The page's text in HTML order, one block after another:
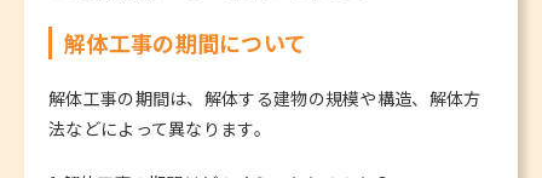
解体工事の期間について
解体工事の期間は、解体する建物の規模や構造、解体方
法などによって異なります。